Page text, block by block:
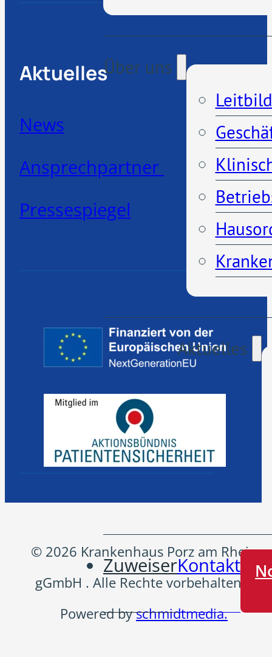
Über uns
Leitbild
Aktuelles
ZuweiserKontakt
Aktuelles
News
Ansprechpartner
Pressespiegel
© 2026 Krankenhaus Porz am Rhein
gGmbH . Alle Rechte vorbehalten |
Powered byschmidtmedia.